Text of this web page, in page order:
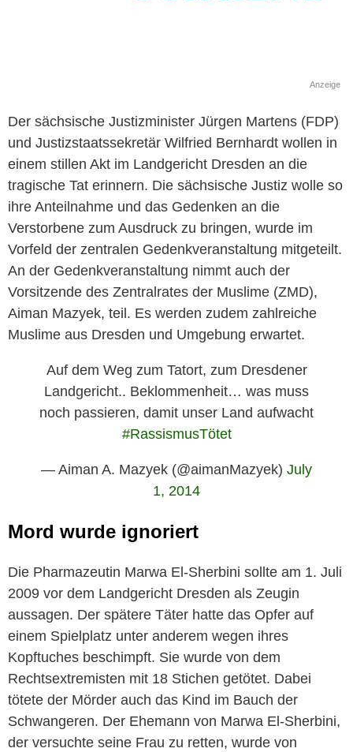
Anzeige
Der sächsische Justizminister Jürgen Martens (FDP)
und Justizstaatssekretär Wilfried Bernhardt wollen in
einem stillen Akt im Landgericht Dresden an die
tragische Tat erinnern. Die sächsische Justiz wolle so
ihre Anteilnahme und das Gedenken an die
Verstorbene zum Ausdruck zu bringen, wurde im
Vorfeld der zentralen Gedenkveranstaltung mitgeteilt.
An der Gedenkveranstaltung nimmt auch der
Vorsitzende des Zentralrates der Muslime (ZMD),
Aiman Mazyek, teil. Es werden zudem zahlreiche
Muslime aus Dresden und Umgebung erwartet.
Auf dem Weg zum Tatort, zum Dresdener
Landgericht.. Beklommenheit… was muss
noch passieren, damit unser Land aufwacht
#RassismusTötet
— Aiman A. Mazyek (@aimanMazyek) July
1, 2014
Mord wurde ignoriert
Die Pharmazeutin Marwa El-Sherbini sollte am 1. Juli
2009 vor dem Landgericht Dresden als Zeugin
aussagen. Der spätere Täter hatte das Opfer auf
einem Spielplatz unter anderem wegen ihres
Kopftuches beschimpft. Sie wurde von dem
Rechtsextremisten mit 18 Stichen getötet. Dabei
tötete der Mörder auch das Kind im Bauch der
Schwangeren. Der Ehemann von Marwa El-Sherbini,
der versuchte seine Frau zu retten, wurde von